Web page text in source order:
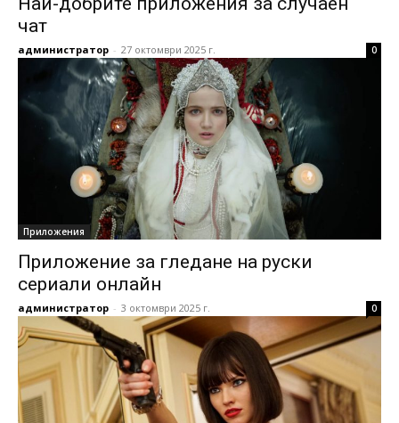
чат
администратор - 27 октомври 2025 г. 0
Приложения
Приложение за гледане на руски
сериали онлайн
администратор - 3 октомври 2025 г. 0